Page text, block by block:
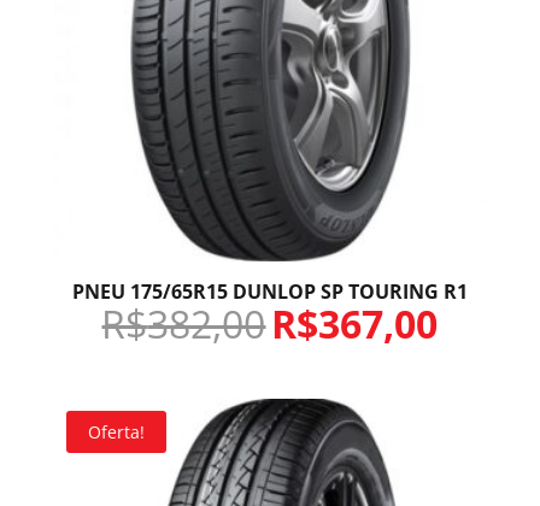
PNEU 175/65R15 DUNLOP SP TOURING R1
R$382,00R$367,00
Oferta!